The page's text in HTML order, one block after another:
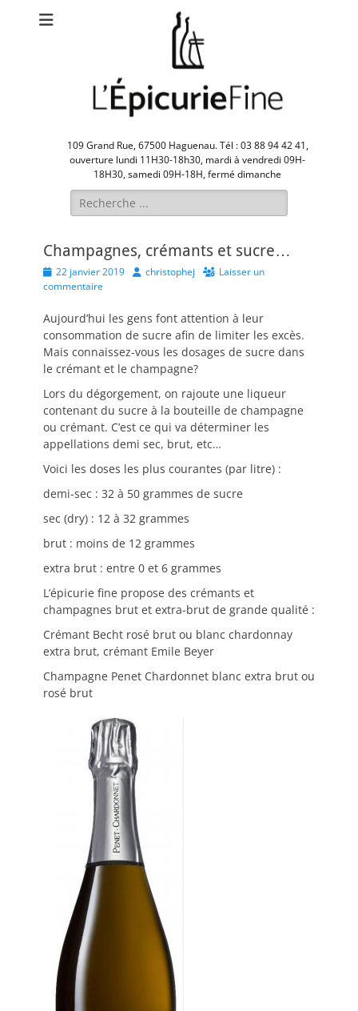
109 Grand Rue, 67500 Haguenau. Tél : 03 88 94 42 41,
ouverture lundi 11H30-18h30, mardi à vendredi 09H-
18H30, samedi 09H-18H, fermé dimanche
Rechercher :
Champagnes, crémants et sucre…
Posted
on
22 janvier 2019 Authorchristophej
Laisser un
commentaire
Aujourd’hui les gens font attention à leur
consommation de sucre afin de limiter les excès.
Mais connaissez-vous les dosages de sucre dans
le crémant et le champagne?
Lors du dégorgement, on rajoute une liqueur
contenant du sucre à la bouteille de champagne
ou crémant. C’est ce qui va déterminer les
appellations demi sec, brut, etc…
Voici les doses les plus courantes (par litre) :
demi-sec : 32 à 50 grammes de sucre
sec (dry) : 12 à 32 grammes
brut : moins de 12 grammes
extra brut : entre 0 et 6 grammes
L’épicurie fine propose des crémants et
champagnes brut et extra-brut de grande qualité :
Crémant Becht rosé brut ou blanc chardonnay
extra brut, crémant Emile Beyer
Champagne Penet Chardonnet blanc extra brut ou
rosé brut